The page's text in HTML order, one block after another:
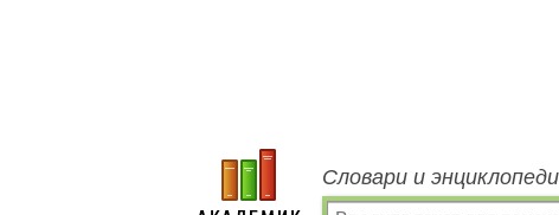
Словари и